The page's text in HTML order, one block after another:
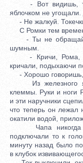
- Вот видишь, ты
яблочком не угощали.
- Не жалкуй.
С Ромки тем
- Ты не обращай
шумным.
- Кричи, Рома,
кричали, подыхаючи
- Хорошо говоришь,
Из железного
клеммы. Руки и ноги
и эти наручники
что теперь он лежал
окатили водой,
Чапа никогда
подключали то к
минуту назад было
в клубок